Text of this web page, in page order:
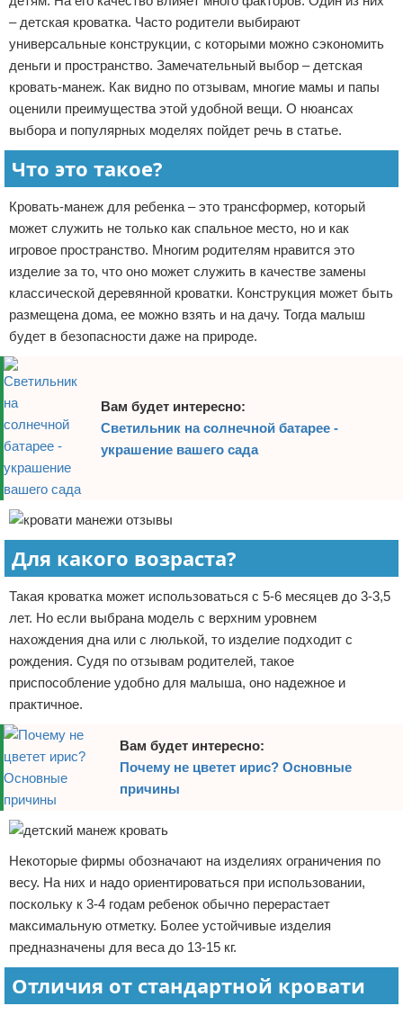
Отказ от ответственности
– детская кроватка. Часто родители выбирают
универсальные конструкции, с которыми можно сэкономить
деньги и пространство. Замечательный выбор – детская
кровать-манеж. Как видно по отзывам, многие мамы и папы
оценили преимущества этой удобной вещи. О нюансах
выбора и популярных моделях пойдет речь в статье.
Что это такое?
Кровать-манеж для ребенка – это трансформер, который
может служить не только как спальное место, но и как
игровое пространство. Многим родителям нравится это
изделие за то, что оно может служить в качестве замены
классической деревянной кроватки. Конструкция может быть
размещена дома, ее можно взять и на дачу. Тогда малыш
будет в безопасности даже на природе.
Вам будет интересно:
Светильник на солнечной батарее -
украшение вашего сада
Для какого возраста?
Такая кроватка может использоваться с 5-6 месяцев до 3-3,5
лет. Но если выбрана модель с верхним уровнем
нахождения дна или с люлькой, то изделие подходит с
рождения. Судя по отзывам родителей, такое
приспособление удобно для малыша, оно надежное и
практичное.
Вам будет интересно:
Почему не цветет ирис? Основные
причины
Некоторые фирмы обозначают на изделиях ограничения по
весу. На них и надо ориентироваться при использовании,
поскольку к 3-4 годам ребенок обычно перерастает
максимальную отметку. Более устойчивые изделия
предназначены для веса до 13-15 кг.
Отличия от стандартной кровати